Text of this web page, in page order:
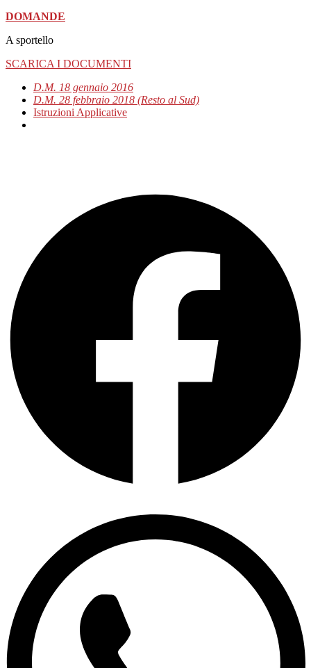
DOMANDE
A sportello
SCARICA I DOCUMENTI
D.M. 18 gennaio 2016
D.M. 28 febbraio 2018 (Resto al Sud)
Istruzioni Applicative